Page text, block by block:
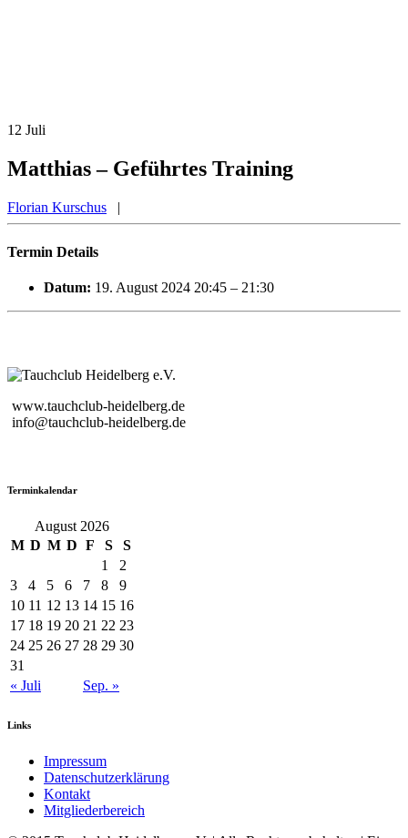
12 Juli
Matthias – Geführtes Training
Florian Kurschus |
Termin Details
Datum: 19. August 2024 20:45 – 21:30
www.tauchclub-heidelberg.de
info@tauchclub-heidelberg.de
Terminkalendar
August 2026
M D M D F S
S
1
2
3
4 5 6 7 8
9
10 11 12 13 14 15 16
17 18 19 20 21 22 23
24 25 26 27 28 29 30
31
« Juli
Sep. »
Links
Impressum
Datenschutzerklärung
Kontakt
Mitgliederbereich